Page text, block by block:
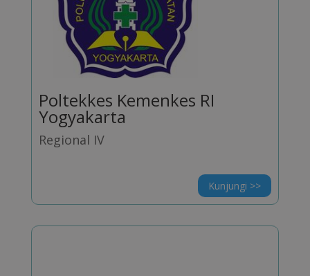
Poltekkes Kemenkes RI
Yogyakarta
Regional IV
Kunjungi >>